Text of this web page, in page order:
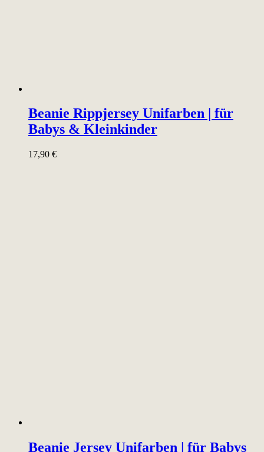
Beanie Rippjersey Unifarben | für
Babys & Kleinkinder
17,90 €
Beanie Jersey Unifarben | für Babys